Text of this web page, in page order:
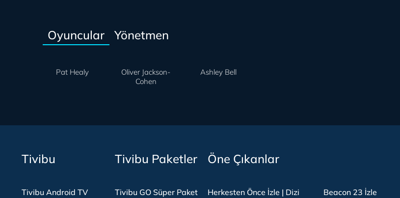
Oyuncular Yönetmen
Pat Healy
Oliver Jackson-
Cohen
Ashley Bell
Tivibu
Tivibu Android TV
Tivibu Paketler
Tivibu GO Süper Paket
Öne Çıkanlar
Herkesten Önce İzle | Dizi Beacon 23 İzle